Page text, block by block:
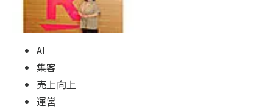
AI
集客
売上向上
運営